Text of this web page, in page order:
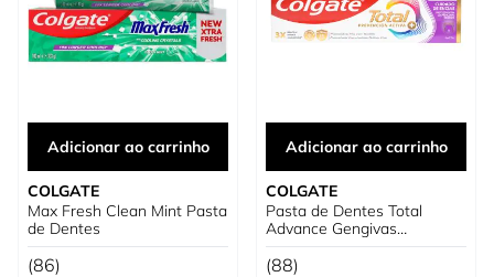
Adicionar ao carrinho
COLGATE
Max Fresh Clean Mint Pasta
de Dentes
(86)
Adicionar ao carrinho
COLGATE
Pasta de Dentes Total
Advance Gengivas
Saudáveis e Sensibilidade
(88)